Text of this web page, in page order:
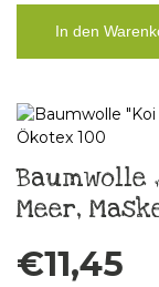
In den
Baumwolle
Meer,
€11,45